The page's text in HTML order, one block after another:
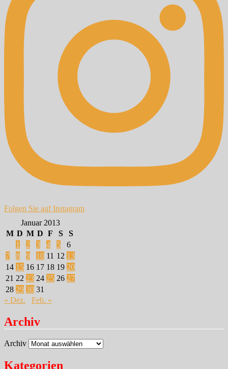
Folgen Sie auf Instagram
Januar 2013
M D M D F S
S
1
2 3 4 5
6
7
8 9 10 11 12 13
14 15 16 17 18 19 20
21 22 23 24 25 26 27
28 29 30 31
« Dez.
Feb. »
Archiv
Archiv
Kategorien